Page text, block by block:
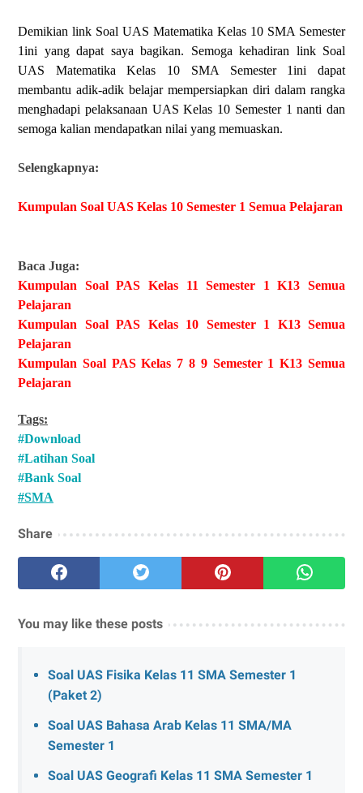
Demikian link Soal UAS Matematika Kelas 10 SMA Semester
1ini yang dapat saya bagikan. Semoga kehadiran link Soal
UAS Matematika Kelas 10 SMA Semester 1ini dapat
membantu adik-adik belajar mempersiapkan diri dalam rangka
menghadapi pelaksanaan UAS Kelas 10 Semester 1 nanti dan
semoga kalian mendapatkan nilai yang memuaskan.
Selengkapnya:
Kumpulan Soal UAS Kelas 10 Semester 1 Semua Pelajaran
Baca Juga:
Kumpulan Soal PAS Kelas 11 Semester 1 K13 Semua
Pelajaran
Kumpulan Soal PAS Kelas 10 Semester 1 K13 Semua
Pelajaran
Kumpulan Soal PAS Kelas 7 8 9 Semester 1 K13 Semua
Pelajaran
Tags:
#Download
#Latihan Soal
#Bank Soal
#SMA
Share
You may like these posts
Soal UAS Fisika Kelas 11 SMA Semester 1
(Paket 2)
Soal UAS Bahasa Arab Kelas 11 SMA/MA
Semester 1
Soal UAS Geografi Kelas 11 SMA Semester 1